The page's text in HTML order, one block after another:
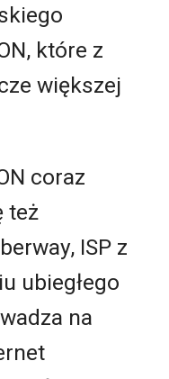
które z
większej
coraz
też
ISP z
ubiegłego
na